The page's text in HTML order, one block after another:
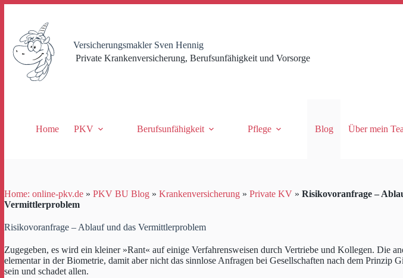
springen
Versicherungsmakler Sven Hennig
Private Krankenversicherung, Berufsunfähigkeit und Vorsorge
Home PKV Berufsunfähigkeit Pflege Blog Über mein
Home: online-pkv.de » PKV BU Blog » Krankenversicherung » Private KV » Risikovoranfrage –
Vermittlerproblem
Risikovoranfrage – Ablauf und das Vermittlerproblem
Zugegeben, es wird ein kleiner »Rant« auf einige Verfahrensweisen durch Vertriebe und Kollegen. Die
elementar in der Biometrie, damit aber nicht das sinnlose Anfragen bei Gesellschaften nach dem Prinzip
sein und schadet allen.